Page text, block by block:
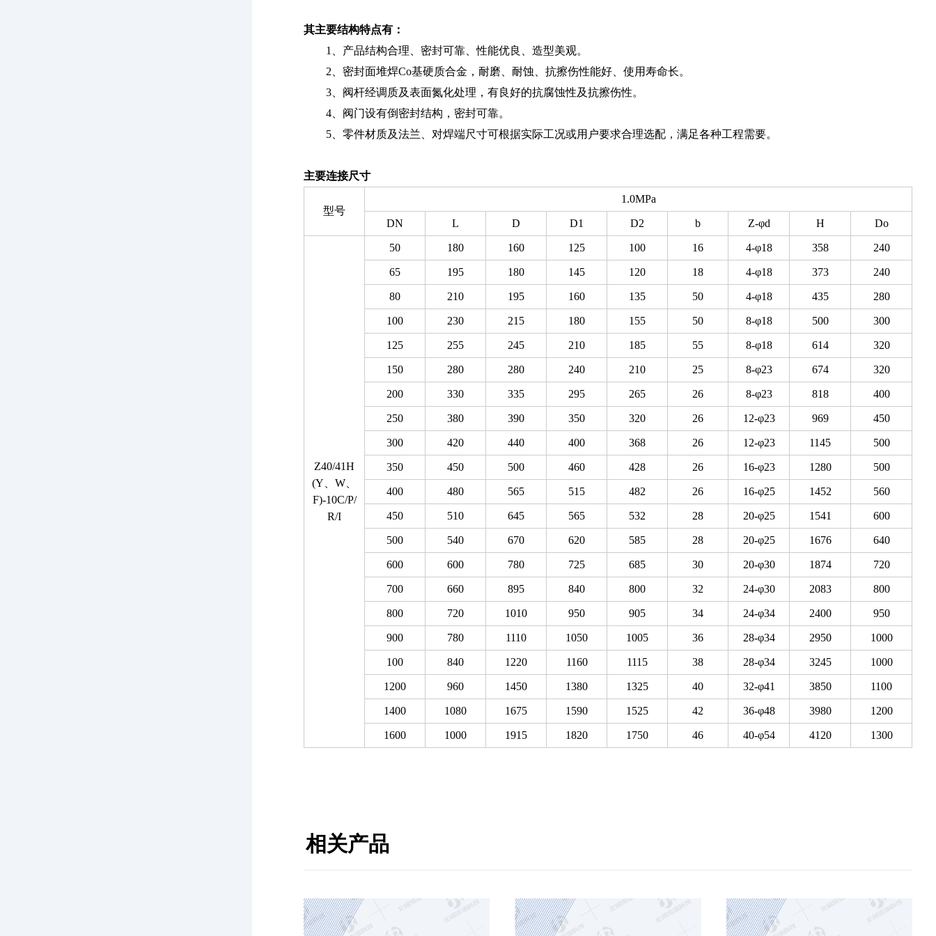
其主要结构特点有：
1、产品结构合理、密封可靠、性能优良、造型美观。
2、密封面堆焊Co基硬质合金，耐磨、耐蚀、抗擦伤性能好、使用寿命长。
3、阀杆经调质及表面氮化处理，有良好的抗腐蚀性及抗擦伤性。
4、阀门设有倒密封结构，密封可靠。
5、零件材质及法兰、对焊端尺寸可根据实际工况或用户要求合理选配，满足各种工程需要。
主要连接尺寸
型号
1.0MPa
DN L D D1 D2 b Z-φd H Do
Z40/41H
(Y、W、
F)-10C/P/
R/I
50 180 160 125 100 16 4-φ18 358 240
65 195 180 145 120 18 4-φ18 373 240
80 210 195 160 135 50 4-φ18 435 280
100 230 215 180 155 50 8-φ18 500 300
125 255 245 210 185 55 8-φ18 614 320
150 280 280 240 210 25 8-φ23 674 320
200 330 335 295 265 26 8-φ23 818 400
250 380 390 350 320 26 12-φ23 969 450
300 420 440 400 368 26 12-φ23 1145 500
350 450 500 460 428 26 16-φ23 1280 500
400 480 565 515 482 26 16-φ25 1452 560
450 510 645 565 532 28 20-φ25 1541 600
500 540 670 620 585 28 20-φ25 1676 640
600 600 780 725 685 30 20-φ30 1874 720
700 660 895 840 800 32 24-φ30 2083 800
800 720 1010 950 905 34 24-φ34 2400 950
900 780 1110 1050 1005 36 28-φ34 2950 1000
100 840 1220 1160 1115 38 28-φ34 3245 1000
1200 960 1450 1380 1325 40 32-φ41 3850 1100
1400 1080 1675 1590 1525 42 36-φ48 3980 1200
1600 1000 1915 1820 1750 46 40-φ54 4120 1300
相关产品